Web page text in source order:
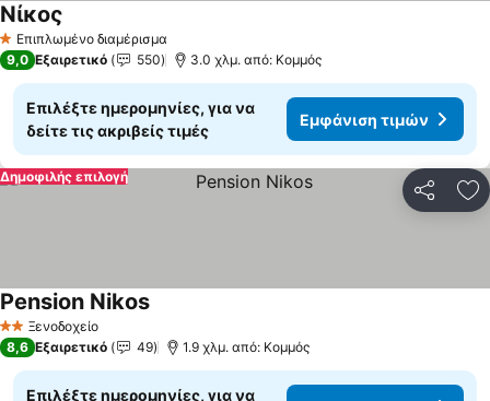
1 Αστέρια
Επιπλωμένο διαμέρισμα
Νίκος
9,0 Εξαιρετικό 550 3.0 χλμ. από: Κομμός
Επιλέξτε ημερομηνίες, για να
δείτε τις ακριβείς τιμές
Εμφάνιση τιμών
Δημοφιλής επιλογή
2 ΑστέριαΞενοδοχείο
Pension Nikos
8,6 Εξαιρετικό 49 1.9 χλμ. από: Κομμός
Επιλέξτε ημερομηνίες, για να